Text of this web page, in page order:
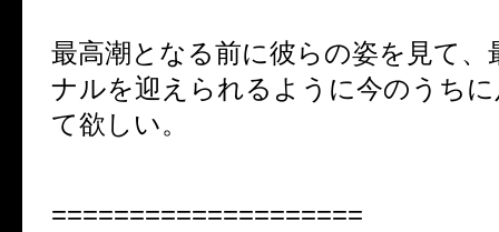
最高潮となる前に彼らの姿を見て、
ナルを迎えられるように今のうち
て欲しい。
====================